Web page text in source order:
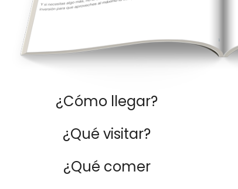
¿Cómo llegar?
¿Qué visitar?
¿Qué comer